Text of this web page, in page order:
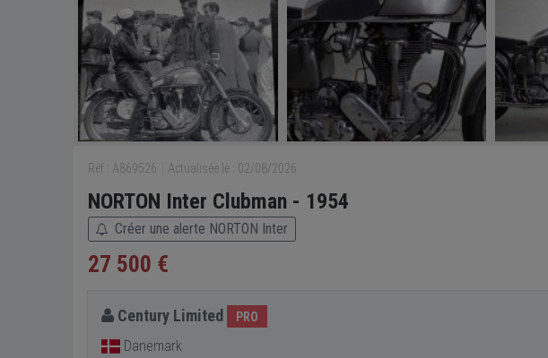
Réf : A869526 Actualisée le : 02/08/2026
NORTON Inter Clubman - 1954
Créer une alerte NORTON Inter
27 500 €
Century Limited PRO
Danemark